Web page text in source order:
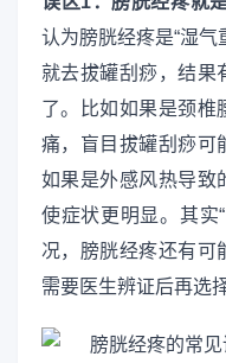
认为膀胱经疼是“湿气
就去拔罐刮痧，结果
了。比如如果是颈椎
痛，盲目拔罐刮痧可
如果是外感风热导致
使症状更明显。其实
况，膀胱经疼还有可
需要医生辨证后再选